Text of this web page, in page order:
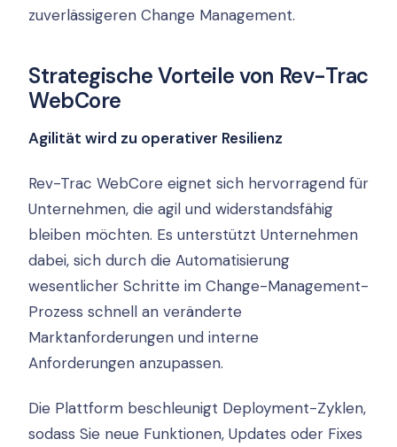
zuverlässigeren Change Management.
Strategische Vorteile von Rev-Trac
WebCore
Agilität wird zu operativer Resilienz
Rev-Trac WebCore eignet sich hervorragend für
Unternehmen, die agil und widerstandsfähig
bleiben möchten. Es unterstützt Unternehmen
dabei, sich durch die Automatisierung
wesentlicher Schritte im Change-Management-
Prozess schnell an veränderte
Marktanforderungen und interne
Anforderungen anzupassen.
Die Plattform beschleunigt Deployment-Zyklen,
sodass Sie neue Funktionen, Updates oder Fixes